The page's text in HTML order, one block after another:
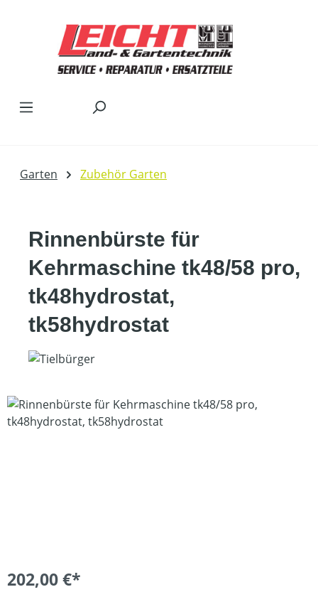
Garten Zubehör Garten
Rinnenbürste für
Kehrmaschine tk48/58 pro,
tk48hydrostat,
tk58hydrostat
Bildergalerie überspringen
202,00 €*